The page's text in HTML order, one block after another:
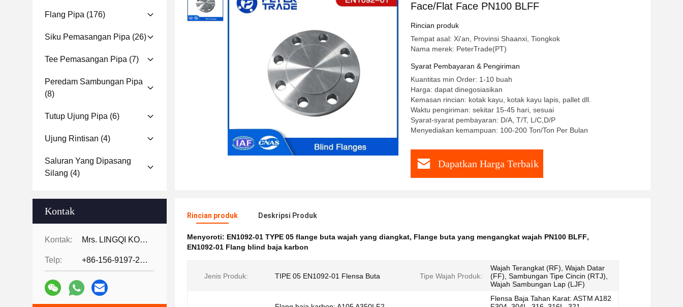
Flang Pipa (176)
Siku Pemasangan Pipa (26)
Tee Pemasangan Pipa (7)
Peredam Sambungan Pipa
(8)
Tutup Ujung Pipa (6)
Ujung Rintisan (4)
Saluran Yang Dipasang
Silang (4)
Kontak
Kontak: Mrs. LINGQI KONG
Telp: +86-156-9197-2150
Face/Flat Face PN100 BLFF
Rincian produk
Tempat asal: Xi'an, Provinsi Shaanxi, Tiongkok
Nama merek: PeterTrade(PT)
Syarat Pembayaran & Pengiriman
Kuantitas min Order: 1-10 buah
Harga: dapat dinegosiasikan
Kemasan rincian: kotak kayu, kotak kayu lapis, pallet dll.
Waktu pengiriman: sekitar 15-45 hari, sesuai
Syarat-syarat pembayaran: D/A, T/T, L/C,D/P
Menyediakan kemampuan: 100-200 Ton/Ton Per Bulan
Dapatkan Harga Terbaik
Rincian produk Deskripsi Produk
Menyoroti: EN1092-01 TYPE 05 flange buta wajah yang diangkat, Flange buta yang mengangkat wajah PN100 BLFF,
EN1092-01 Flang blind baja karbon
Jenis Produk: TIPE 05 EN1092-01 Flensa Buta Tipe Wajah Produk:
Wajah Terangkat (RF), Wajah Datar
(FF), Sambungan Tipe Cincin (RTJ),
Wajah Sambungan Lap (LJF)
Flensa Baja Tahan Karat: ASTM A182